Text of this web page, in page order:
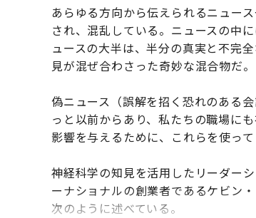
あらゆる方向から伝えられるニュー
され、混乱している。ニュースの中
ュースの大半は、半分の真実と不完
見が混ぜ合わさった奇妙な混合物だ。
偽ニュース（誤解を招く恐れのある
っと以前からあり、私たちの職場に
影響を与えるために、これらを使って
神経科学の知見を活用したリーダー
ーナショナルの創業者であるケビン
次のように述べている。